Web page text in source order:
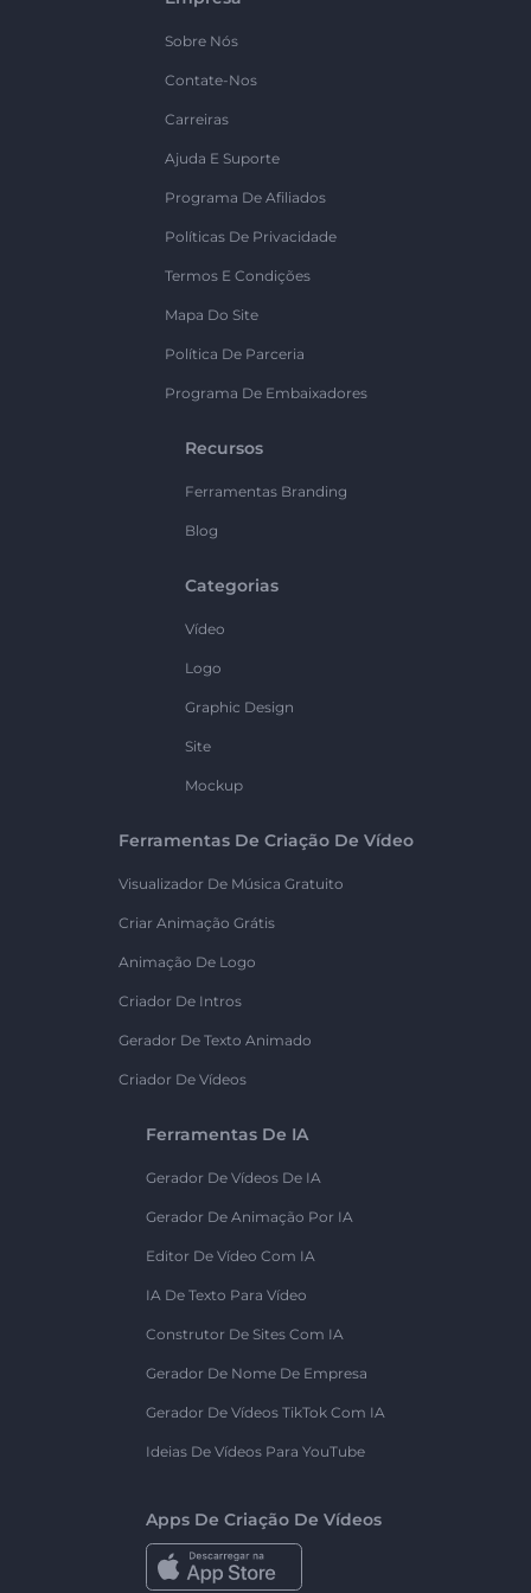
Sobre Nós
Contate-Nos
Carreiras
Ajuda E Suporte
Programa De Afiliados
Políticas De Privacidade
Termos E Condições
Mapa Do Site
Política De Parceria
Programa De Embaixadores
Recursos
Ferramentas Branding
Blog
Categorias
Vídeo
Logo
Graphic Design
Site
Mockup
Ferramentas De Criação De Vídeo
Visualizador De Música Gratuito
Criar Animação Grátis
Animação De Logo
Criador De Intros
Gerador De Texto Animado
Criador De Vídeos
Ferramentas De IA
Gerador De Vídeos De IA
Gerador De Animação Por IA
Editor De Vídeo Com IA
IA De Texto Para Vídeo
Construtor De Sites Com IA
Gerador De Nome De Empresa
Gerador De Vídeos TikTok Com IA
Ideias De Vídeos Para YouTube
Apps De Criação De Vídeos